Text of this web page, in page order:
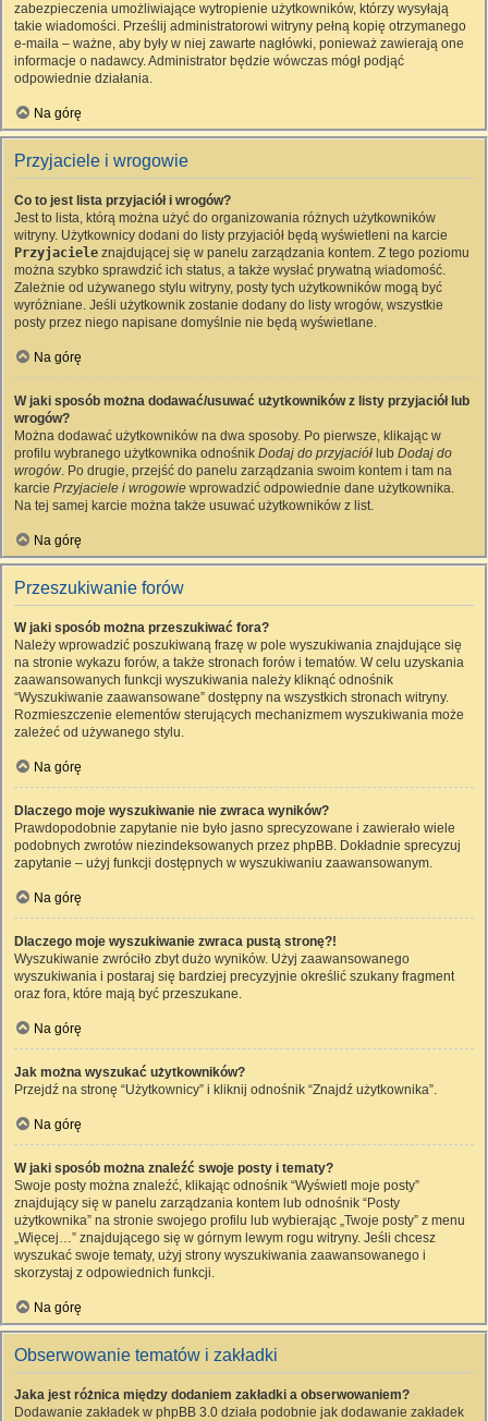
zabezpieczenia umożliwiające wytropienie użytkowników, którzy wysyłają
takie wiadomości. Prześlij administratorowi witryny pełną kopię otrzymanego
e-maila – ważne, aby były w niej zawarte nagłówki, ponieważ zawierają one
informacje o nadawcy. Administrator będzie wówczas mógł podjąć
odpowiednie działania.
Na górę
Przyjaciele i wrogowie
Co to jest lista przyjaciół i wrogów?
Jest to lista, którą można użyć do organizowania różnych użytkowników
witryny. Użytkownicy dodani do listy przyjaciół będą wyświetleni na karcie
Przyjaciele znajdującej się w panelu zarządzania kontem. Z tego poziomu
można szybko sprawdzić ich status, a także wysłać prywatną wiadomość.
Zależnie od używanego stylu witryny, posty tych użytkowników mogą być
wyróżniane. Jeśli użytkownik zostanie dodany do listy wrogów, wszystkie
posty przez niego napisane domyślnie nie będą wyświetlane.
Na górę
W jaki sposób można dodawać/usuwać użytkowników z listy przyjaciół lub
wrogów?
Można dodawać użytkowników na dwa sposoby. Po pierwsze, klikając w
profilu wybranego użytkownika odnośnik Dodaj do przyjaciół lub Dodaj do
wrogów. Po drugie, przejść do panelu zarządzania swoim kontem i tam na
karcie Przyjaciele i wrogowie wprowadzić odpowiednie dane użytkownika.
Na tej samej karcie można także usuwać użytkowników z list.
Na górę
Przeszukiwanie forów
W jaki sposób można przeszukiwać fora?
Należy wprowadzić poszukiwaną frazę w pole wyszukiwania znajdujące się
na stronie wykazu forów, a także stronach forów i tematów. W celu uzyskania
zaawansowanych funkcji wyszukiwania należy kliknąć odnośnik
“Wyszukiwanie zaawansowane” dostępny na wszystkich stronach witryny.
Rozmieszczenie elementów sterujących mechanizmem wyszukiwania może
zależeć od używanego stylu.
Na górę
Dlaczego moje wyszukiwanie nie zwraca wyników?
Prawdopodobnie zapytanie nie było jasno sprecyzowane i zawierało wiele
podobnych zwrotów niezindeksowanych przez phpBB. Dokładnie sprecyzuj
zapytanie – użyj funkcji dostępnych w wyszukiwaniu zaawansowanym.
Na górę
Dlaczego moje wyszukiwanie zwraca pustą stronę?!
Wyszukiwanie zwróciło zbyt dużo wyników. Użyj zaawansowanego
wyszukiwania i postaraj się bardziej precyzyjnie określić szukany fragment
oraz fora, które mają być przeszukane.
Na górę
Jak można wyszukać użytkowników?
Przejdź na stronę “Użytkownicy” i kliknij odnośnik “Znajdź użytkownika”.
Na górę
W jaki sposób można znaleźć swoje posty i tematy?
Swoje posty można znaleźć, klikając odnośnik “Wyświetl moje posty”
znajdujący się w panelu zarządzania kontem lub odnośnik “Posty
użytkownika” na stronie swojego profilu lub wybierając „Twoje posty” z menu
„Więcej…” znajdującego się w górnym lewym rogu witryny. Jeśli chcesz
wyszukać swoje tematy, użyj strony wyszukiwania zaawansowanego i
skorzystaj z odpowiednich funkcji.
Na górę
Obserwowanie tematów i zakładki
Jaka jest różnica między dodaniem zakładki a obserwowaniem?
Dodawanie zakładek w phpBB 3.0 działa podobnie jak dodawanie zakładek